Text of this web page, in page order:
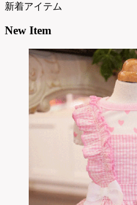
新着アイテム
New Item